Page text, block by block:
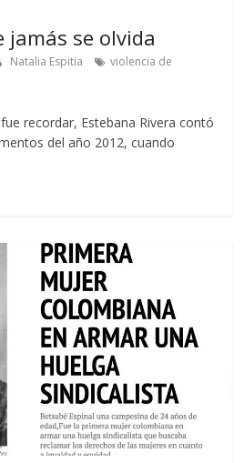
jamás se olvida
Natalia Espitia
violencia de
recordar, Estebana Rivera contó
del año 2012, cuando